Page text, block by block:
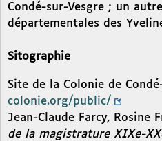
Condé-sur-Vesgre ; un
départementales des
Sitographie
Site de la Colonie de
colonie.org/public/
Jean-Claude Farcy, Rosine
de la magistrature XIXe-